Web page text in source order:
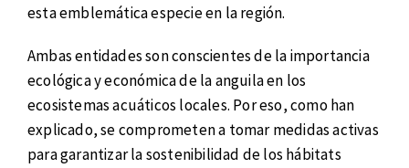
esta emblemática especie en la región.
Ambas entidades son conscientes de la importancia
ecológica y económica de la anguila en los
ecosistemas acuáticos locales. Por eso, como han
explicado, se comprometen a tomar medidas activas
para garantizar la sostenibilidad de los hábitats